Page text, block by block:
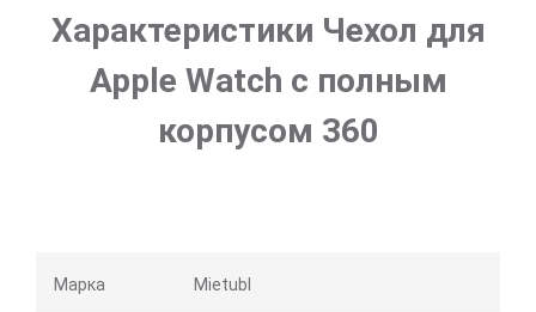
Характеристики Чехол для
Apple Watch с полным
корпусом 360
Марка Mietubl